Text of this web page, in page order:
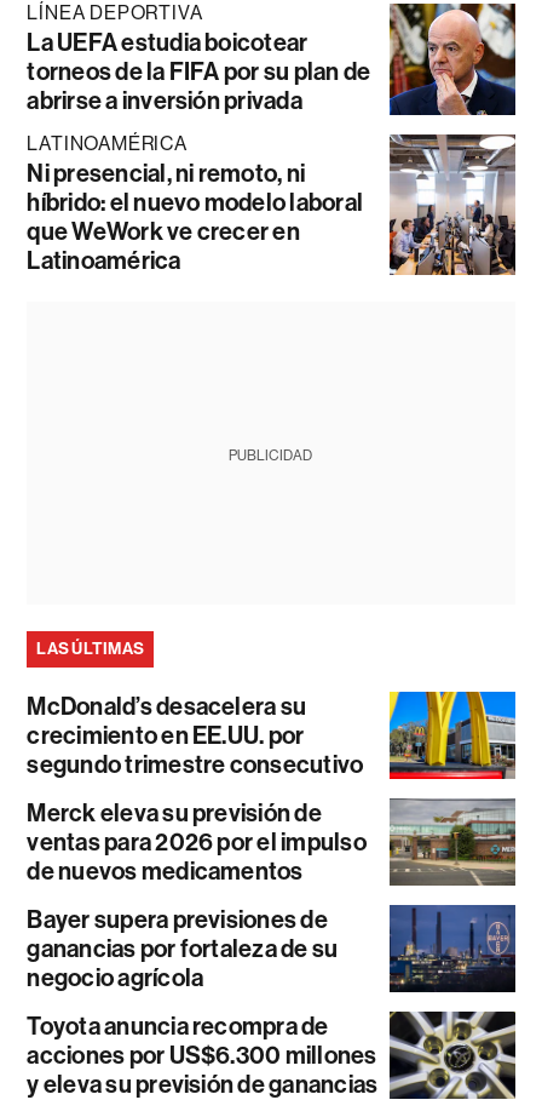
LÍNEA DEPORTIVA
La UEFA estudia boicotear
torneos de la FIFA por su plan de
abrirse a inversión privada
LATINOAMÉRICA
Ni presencial, ni remoto, ni
híbrido: el nuevo modelo laboral
que WeWork ve crecer en
Latinoamérica
PUBLICIDAD
LAS ÚLTIMAS
McDonald’s desacelera su
crecimiento en EE.UU. por
segundo trimestre consecutivo
Merck eleva su previsión de
ventas para 2026 por el impulso
de nuevos medicamentos
Bayer supera previsiones de
ganancias por fortaleza de su
negocio agrícola
Toyota anuncia recompra de
acciones por US$6.300 millones
y eleva su previsión de ganancias